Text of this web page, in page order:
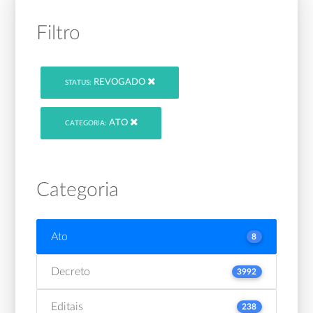
Filtro
STATUS: REVOGADO
CATEGORIA: ATO
Categoria
Ato 8
Decreto 3992
Editais 238